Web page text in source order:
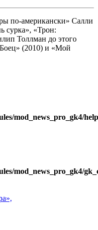
по-американски» Салли
сурка», «Трон:
Толлман до этого
(2010) и «Мой
mod_news_pro_gk4/
mod_news_pro_gk4/